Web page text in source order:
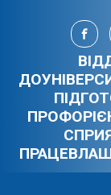
Skip to main